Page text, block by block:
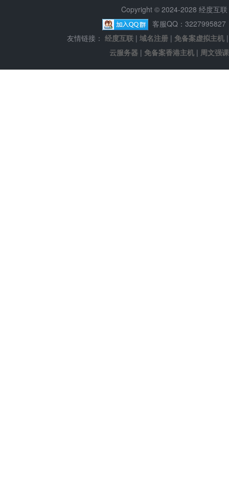
Copyright © 2024-2028 经度互
客服QQ：
友情链接： 经度互联 | 域名注册 | 免备案虚拟主机
云服务器 | 免备案香港主机 | 周文强